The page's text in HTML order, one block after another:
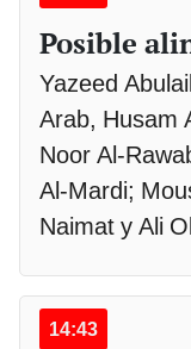
Posible
Yazeed
Arab, Husam
Noor Al-
Al-Mardi;
Naimat y Ali
14:43